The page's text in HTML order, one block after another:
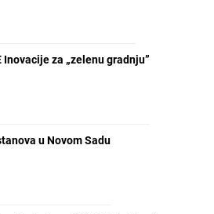
Inovacije za „zelenu gradnju”
u Novom Sadu